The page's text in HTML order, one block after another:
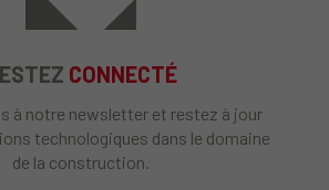
CONNECTÉ
à notre newsletter et restez à jour
technologiques dans le domaine
de la construction.